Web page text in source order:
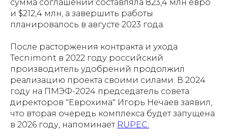
сумма соглашений составляла 823,4 млн евро
и $212,4 млн, а завершить работы
планировалось в августе 2023 года.
После расторжения контракта и ухода
Tecnimont в 2022 году российский
производитель удобрений продолжил
реализацию проекта своими силами. В 2024
году на ПМЭФ-2024 председатель совета
директоров "Еврохима" Игорь Нечаев заявил,
что вторая очередь комплекса будет запущена
в 2026 году, напоминает RUPEC.